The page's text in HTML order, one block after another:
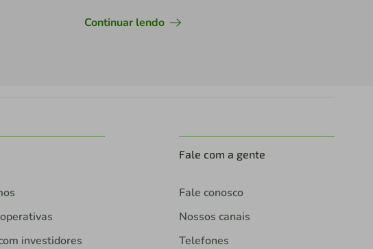
Continuar lendo
investidores
Fale com a gente
Fale conosco
Nossos canais
Telefones